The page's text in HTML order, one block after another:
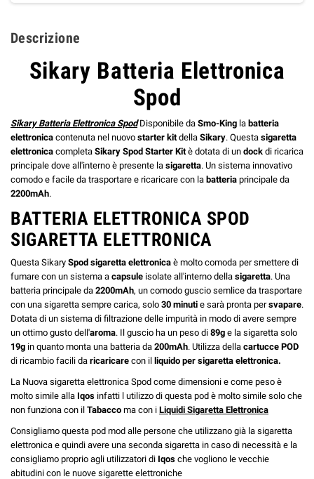
Descrizione
Sikary Batteria Elettronica
Spod
Sikary Batteria Elettronica SpodDisponibile da Smo-King la batteria
elettronica contenuta nel nuovo starter kit della Sikary. Questa sigaretta
elettronica completa Sikary Spod Starter Kit è dotata di un dock di ricarica
principale dove all'interno è presente la sigaretta. Un sistema innovativo
comodo e facile da trasportare e ricaricare con la batteria principale da
2200mAh.
BATTERIA ELETTRONICA SPOD
SIGARETTA ELETTRONICA
Questa Sikary Spod sigaretta elettronica è molto comoda per smettere di
fumare con un sistema a capsule isolate all'interno della sigaretta. Una
batteria principale da 2200mAh, un comodo guscio semlice da trasportare
con una sigaretta sempre carica, solo 30 minuti e sarà pronta persvapare.
Dotata di un sistema di filtrazione delle impurità in modo di avere sempre
un ottimo gusto dell'aroma. Il guscio ha un peso di 89g e la sigaretta solo
19g in quanto monta una batteria da 200mAh. Utilizza della cartucce POD
di ricambio facili da ricaricare con il liquido per sigaretta elettronica.
La Nuova sigaretta elettronica Spod come dimensioni e come peso è
molto simile alla Iqos infatti l utilizzo di questa pod è molto simile solo che
non funziona con il Tabacco ma con i Liquidi Sigaretta Elettronica
Consigliamo questa pod mod alle persone che utilizzano già la sigaretta
elettronica e quindi avere una seconda sigaretta in caso di necessità e la
consigliamo proprio agli utilizzatori di Iqos che vogliono le vecchie
abitudini con le nuove sigarette elettroniche